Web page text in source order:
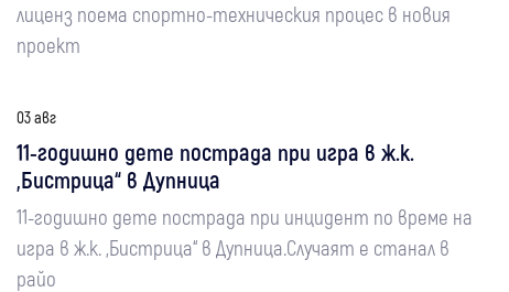
лиценз поема спортно-техническия процес в новия
проект
03 авг
11-годишно дете пострада при игра в ж.к.
„Бистрица“ в Дупница
11-годишно дете пострада при инцидент по време на
игра в ж.к. „Бистрица“ в Дупница.Случаят е станал в
райо